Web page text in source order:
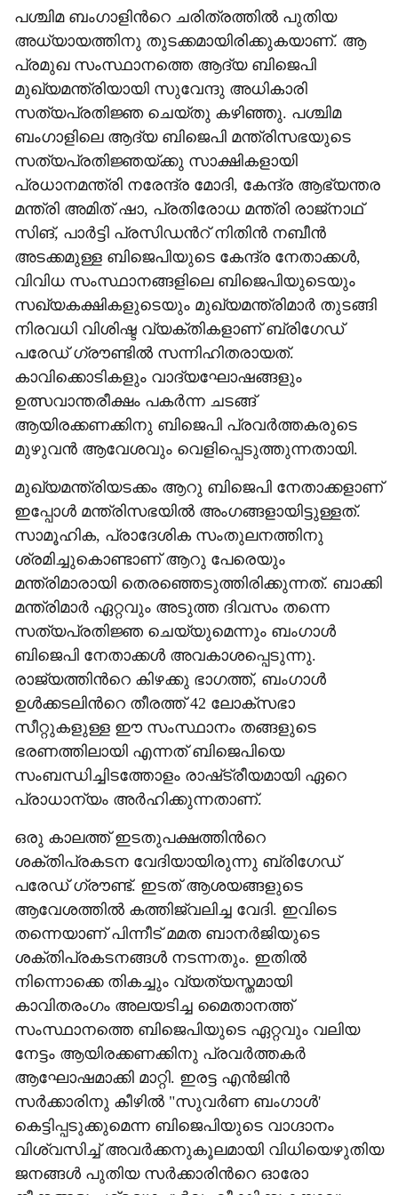
പശ്ചിമ ബംഗാളിന്‍റെ ചരിത്രത്തിൽ പുതിയ
അധ്യായത്തിനു തുടക്കമായിരിക്കുകയാണ്. ആ
പ്രമുഖ സംസ്ഥാനത്തെ ആദ്യ ബിജെപി
മുഖ്യമന്ത്രിയായി സുവേന്ദു അധികാരി
സത്യപ്രതിജ്ഞ ചെയ്തു കഴിഞ്ഞു. പശ്ചിമ
ബംഗാളിലെ ആദ്യ ബിജെപി മന്ത്രിസഭയുടെ
സത്യപ്രതിജ്ഞയ്ക്കു സാക്ഷികളായി
പ്രധാനമന്ത്രി നരേന്ദ്ര മോദി, കേന്ദ്ര ആഭ്യന്തര
മന്ത്രി അമിത് ഷാ, പ്രതിരോധ മന്ത്രി രാജ്നാഥ്
സിങ്, പാർട്ടി പ്രസിഡന്‍റ് നിതിൻ നബീൻ
അടക്കമുള്ള ബിജെപിയുടെ കേന്ദ്ര നേതാക്കൾ,
വിവിധ സംസ്ഥാനങ്ങളിലെ ബിജെപിയുടെയും
സഖ്യകക്ഷികളുടെയും മുഖ്യമന്ത്രിമാർ തുടങ്ങി
നിരവധി വിശിഷ്ട വ്യക്തികളാണ് ബ്രിഗേഡ്
പരേഡ് ഗ്രൗണ്ടിൽ സന്നിഹിതരായത്.
കാവിക്കൊടികളും വാദ്യഘോഷങ്ങളും
ഉത്സവാന്തരീക്ഷം പകർന്ന ചടങ്ങ്
ആയിരക്ക‍ണക്കിനു ബിജെപി പ്രവർത്തകരുടെ
മുഴുവൻ ആവേശവും വെളിപ്പെടുത്തുന്നതായി.
മുഖ്യമന്ത്രിയടക്കം ആറു ബിജെപി നേതാക്കളാണ്
ഇപ്പോൾ മന്ത്രിസഭയിൽ അംഗങ്ങളായിട്ടുള്ളത്.
സാമൂഹിക, പ്രാദേശിക സംതുലനത്തിനു
ശ്രമിച്ചുകൊണ്ടാണ് ആറു പേരെയും
മന്ത്രിമാരായി തെരഞ്ഞെടുത്തിരിക്കുന്നത്. ബാക്കി
മന്ത്രിമാർ ഏറ്റവും അടുത്ത ദിവസം തന്നെ
സത്യപ്രതിജ്ഞ ചെയ്യുമെന്നും ബംഗാൾ
ബിജെപി നേതാക്കൾ അവകാശപ്പെടുന്നു.
രാജ്യത്തിന്‍റെ കിഴക്കു ഭാഗത്ത്, ബംഗാൾ
ഉൾക്കടലിന്‍റെ തീരത്ത് 42 ലോക്സഭാ
സീറ്റുകളുള്ള ഈ സംസ്ഥാനം തങ്ങളുടെ
ഭരണത്തിലായി എന്നത് ബിജെപിയെ
സംബന്ധിച്ചിടത്തോളം രാഷ്‌ട്രീയമായി ഏറെ
പ്രാധാന്യം അർഹിക്കുന്നതാണ്.
ഒരു കാലത്ത് ഇടതുപക്ഷത്തിന്‍റെ
ശക്തിപ്രകടന വേദിയായിരുന്നു ബ്രിഗേഡ്
പരേഡ് ഗ്രൗണ്ട്. ഇടത് ആശയങ്ങളുടെ
ആവേശത്തിൽ കത്തിജ്വലിച്ച വേദി. ഇവിടെ
തന്നെയാണ് പിന്നീട് മമത ബാനർജിയുടെ
ശക്തിപ്രകടനങ്ങൾ നടന്നതും. ഇതിൽ
നിന്നൊക്കെ തികച്ചും വ്യത്യസ്തമായി
കാവിതരംഗം അലയടിച്ച മൈതാനത്ത്
സംസ്ഥാനത്തെ ബിജെപിയുടെ ഏറ്റവും വലിയ
നേട്ടം ആയിരക്കണക്കിനു പ്രവർത്തകർ
ആഘോഷമാക്കി മാറ്റി. ഇരട്ട എൻജിൻ
സർക്കാരിനു കീഴിൽ "സുവർണ ബംഗാൾ'
കെട്ടിപ്പടുക്കുമെന്ന ബിജെപിയുടെ വാഗ്ദാനം
വിശ്വസിച്ച് അവർക്കനുകൂലമായി വിധിയെഴുതിയ
ജനങ്ങൾ പുതിയ സർക്കാരിന്‍റെ ഓരോ